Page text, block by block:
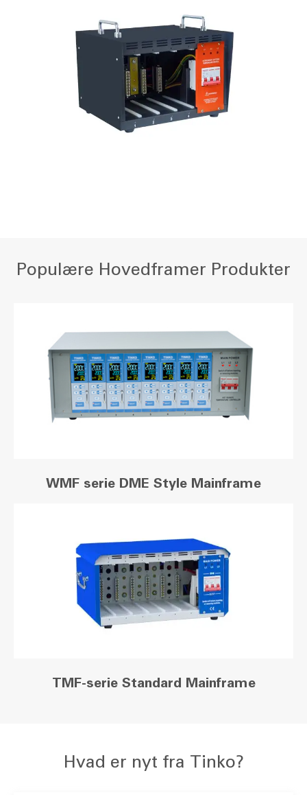
Populære Hovedframer Produkter
WMF serie DME Style Mainframe
TMF-serie Standard Mainframe
Hvad er nyt fra Tinko?